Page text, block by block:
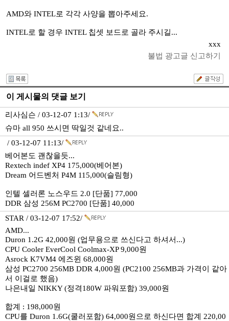
AMD와 INTEL로 각각 사양을 뽑아주세요.
INTEL로 할 경우 INTEL 칩셋 보드로 골라 주시길...
xxx
불법 광고글 신고하기
이 게시물의 댓글 보기
리사심슨 / 03-12-07 1:13/
슈마 all 950 쓰시면 딱일것 같네요..
/ 03-12-07 11:13/
베어본도 괜찮을듯...
Rextech indef XP4 175,000(베어본)
Dream 어드벤처 P4M 115,000(슬림형)
인텔 셀러론 노스우드 2.0 [단품] 77,000
DDR 삼성 256M PC2700 [단품] 40,000
STAR / 03-12-07 17:52/
AMD...
Duron 1.2G 42,000원 (업무용으로 쓰신다고 하셔서...)
CPU Cooler EverCool Coolmax-XP 9,000원
Asrock K7VM4 에즈윈 68,000원
삼성 PC2700 256MB DDR 4,000원 (PC2100 256MB과 가격이 같아
서 이걸로 했음)
나은내일 NIKKY (정격180W 파워포함) 39,000원
합계 : 198,000원
CPU를 Duron 1.6G(쿨러포함) 64,000원으로 하신다면 합계 220,00